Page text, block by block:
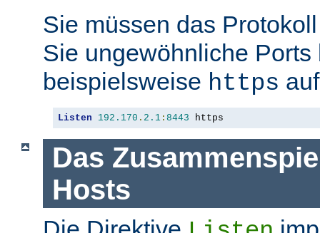
Sie müssen das
Sie ungewöhnliche Ports
beispielsweise https
Listen 192.170 . 2.1 : 8443 https
Das
Hosts